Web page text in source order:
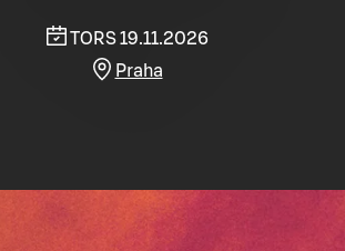
TORS 19.11.2026
Praha